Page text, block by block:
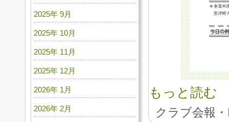
もっと読む
クラブ会報
2025年 9月
2025年 10月
2025年 11月
2025年 12月
2026年 1月
2026年 2月